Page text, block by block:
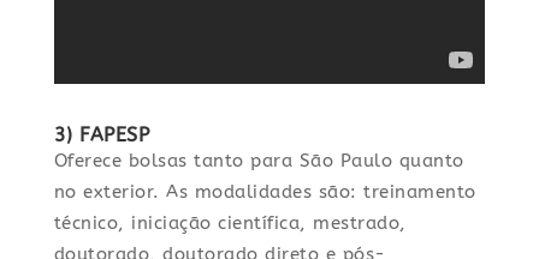
3) FAPESP
Oferece bolsas tanto para São Paulo quanto
no exterior. As modalidades são: treinamento
técnico, iniciação científica, mestrado,
doutorado, doutorado direto e pós-